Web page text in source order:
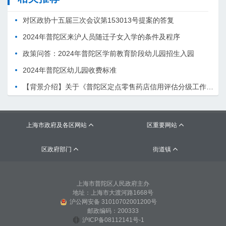
对区政协十五届三次会议第153013号提案的答复
2024年普陀区来沪人员随迁子女入学的条件及程序
政策问答：2024年普陀区学前教育阶段幼儿园招生入园
2024年普陀区幼儿园收费标准
上海市政府及各区网站  区重要网站 
区政府部门  街道镇 
上海市普陀区人民政府主办
地址：上海市大渡河路1668号
沪公网安备 31010702001200号
邮政编码：200333
沪ICP备08112141号-1